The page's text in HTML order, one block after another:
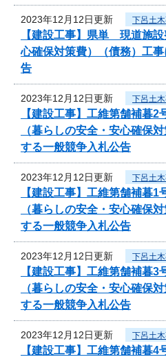
2023年12月12日更新 下呂土
【建設工事】県単 現道施
心確保対策費）（債務）工
告
2023年12月12日更新 下呂土
【建設工事】工維第舗補
（暮らしの安全・安心確保
する一般競争入札公告
2023年12月12日更新 下呂土
【建設工事】工維第舗補
（暮らしの安全・安心確保
する一般競争入札公告
2023年12月12日更新 下呂土
【建設工事】工維第舗補
（暮らしの安全・安心確保
する一般競争入札公告
2023年12月12日更新 下呂土
【建設工事】工維第舗補